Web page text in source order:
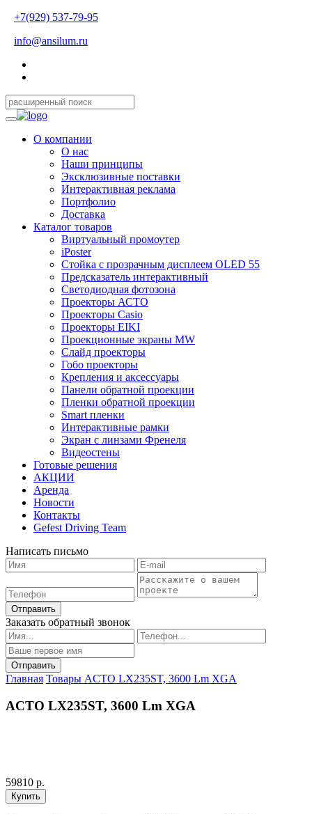
+7(929) 537-79-95
info@ansilum.ru
О компании
О нас
Наши принципы
Эксклюзивные поставки
Интерактивная реклама
Портфолио
Доставка
Каталог товаров
Виртуальный промоутер
iPoster
Стойка с прозрачным дисплеем OLED 55
Предсказатель интерактивный
Светодиодная фотозона
Проекторы АСТО
Проекторы Casio
Проекторы EIKI
Проекционные экраны MW
Слайд проекторы
Гобо проекторы
Крепления и аксессуары
Панели обратной проекции
Пленки обратной проекции
Smart пленки
Интерактивные рамки
Экран с линзами Френеля
Видеостены
Готовые решения
АКЦИИ
Аренда
Новости
Контакты
Gefest Driving Team
Написать письмо
Отправить
Заказать обратный звонок
Главная Товары ACTO LX235ST, 3600 Lm XGA
ACTO LX235ST, 3600 Lm XGA
59810 р.